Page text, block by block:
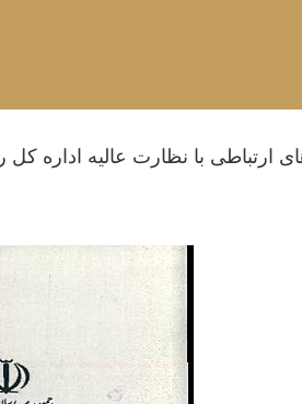
ارتباطی با نظارت عالیه